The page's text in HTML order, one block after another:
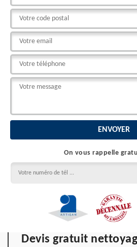
On vous rappelle
Devis gratuit